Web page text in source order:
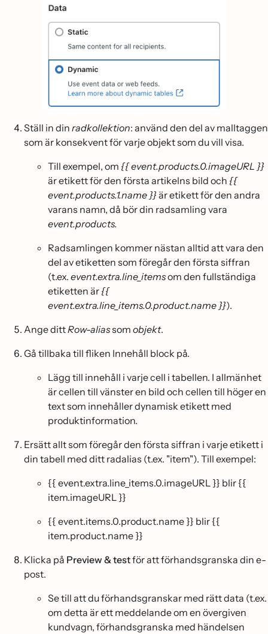
Ställ in din radkollektion: använd den del av malltaggen
som är konsekvent för varje objekt som du vill visa.
Till exempel, om {{ event.products.0.imageURL }}
är etikett för den första artikelns bild och {{
event.products.1.name }} är etikett för den andra
varans namn, då bör din radsamling vara
event.products.
Radsamlingen kommer nästan alltid att vara den
del av etiketten som föregår den första siffran
(t.ex. event.extra.line_itemsom den fullständiga
etiketten är {{
event.extra.line_items.0.product.name }}).
Ange dittRow-aliassom objekt.
Gå tillbaka till fliken Innehåll block på.
Lägg till innehåll i varje cell i tabellen. I allmänhet
är cellen till vänster en bild och cellen till höger en
text som innehåller dynamisk etikett med
produktinformation.
Ersätt allt som föregår den första siffran i varje etikett i
din tabell med ditt radalias (t.ex. "item"). Till exempel:
{{ event.extra.line_items.0.imageURL }} blir {{
item.imageURL }}
{{ event.items.0.product.name }} blir {{
item.product.name }}
Klicka på Preview & testför att förhandsgranska din e-
post.
Se till att du förhandsgranskar med rätt data (t.ex.
om detta är ett meddelande om en övergiven
kundvagn, förhandsgranska med händelsen